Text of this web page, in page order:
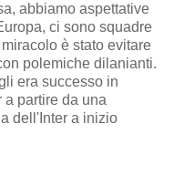
abbiamo aspettative
ci sono squadre
è stato evitare
polemiche dilanianti.
era successo in
partire da una
dell'Inter a inizio